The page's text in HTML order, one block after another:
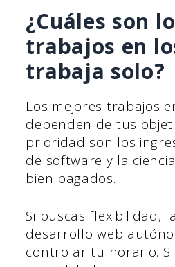
¿Cuáles son
trabajos en
trabaja solo?
Los mejores trabajos
dependen de tus
prioridad son los
de software y la
bien pagados.
Si buscas flexibilidad,
desarrollo web
controlar tu horario.